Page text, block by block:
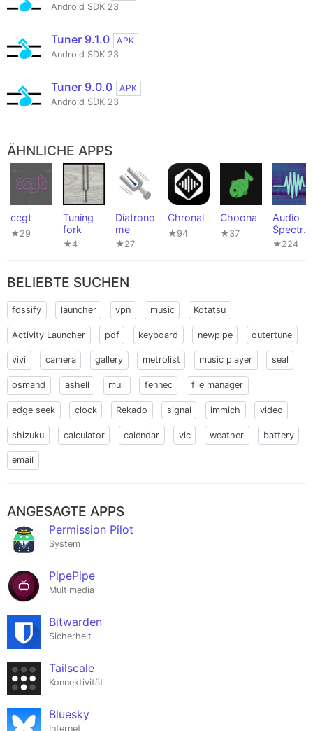
Android SDK 23
Tuner 9.1.0
APK
Android SDK 23
Tuner 9.0.0
APK
Android SDK 23
ÄHNLICHE APPS
ccgt
★29
Tuning
fork
★4
Diatrono
me
★27
Chronal
★94
Choona
★37
Audio
Spectru
m
★224
BELIEBTE SUCHEN
fossify launcher vpn music Kotatsu
Activity Launcher pdf keyboard newpipe outertune
vivi camera gallery metrolist music player seal
osmand ashell mull fennec file manager
edge seek clock Rekado signal immich video
shizuku calculator calendar vlc weather battery
email
ANGESAGTE APPS
Permission Pilot
System
PipePipe
Multimedia
Bitwarden
Sicherheit
Tailscale
Konnektivität
Bluesky
Internet